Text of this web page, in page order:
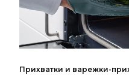
Прихватки и варежки-